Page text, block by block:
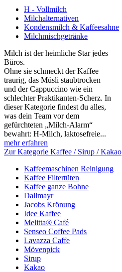
H - Vollmilch
Milchalternativen
Kondensmilch & Kaffeesahne
Milchmischgetränke
Milch ist der heimliche Star jedes
Büros.
Ohne sie schmeckt der Kaffee
traurig, das Müsli staubtrocken
und der Cappuccino wie ein
schlechter Praktikanten‑Scherz. In
dieser Kategorie findest du alles,
was dein Team vor dem
gefürchteten „Milch‑Alarm“
bewahrt: H‑Milch, laktosefreie...
mehr erfahren
Zur Kategorie Kaffee / Sirup / Kakao
Kaffeemaschinen Reinigung
Kaffee Filtertüten
Kaffee ganze Bohne
Dallmayr
Jacobs Krönung
Idee Kaffee
Melitta® Café
Senseo Coffee Pads
Lavazza Caffe
Mövenpick
Sirup
Kakao